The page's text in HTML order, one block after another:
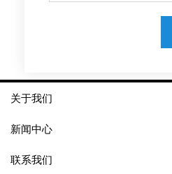
关于我们
新闻中心
联系我们